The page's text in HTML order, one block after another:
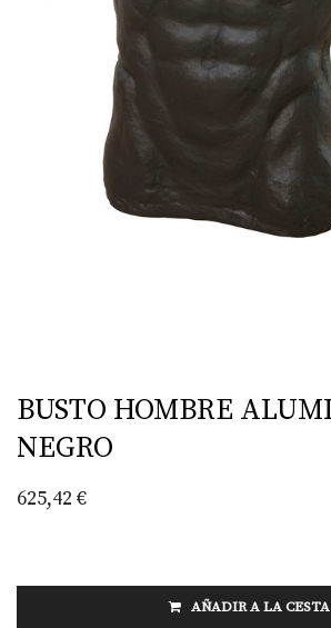
BUSTO HOMBRE
NEGRO
625,42 €
AÑADIR A LA CESTA